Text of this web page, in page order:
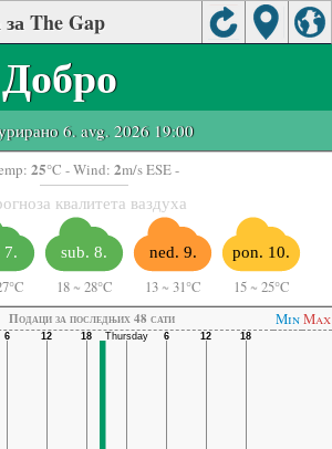
The Gap
Добро
6. avg. 2026 19:00
25°C - Wind: 2m/s ESE -
квалитета ваздуха
7. sub. 8.
18 ~ 28°C
ned. 9.
13 ~ 31°C
pon. 10.
15 ~ 25°C
Подаци за последњих 48 сати MinMax